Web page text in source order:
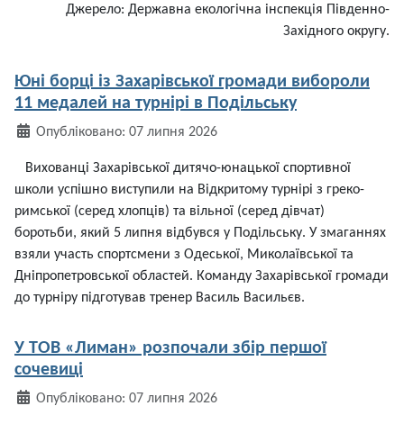
Джерело: Державна екологічна інспекція Південно-
Західного округу.
Юні борці із Захарівської громади вибороли
11 медалей на турнірі в Подільську
ДеталіОпубліковано: 07 липня 2026
Вихованці Захарівської дитячо-юнацької спортивної
школи успішно виступили на Відкритому турнірі з греко-
римської (серед хлопців) та вільної (серед дівчат)
боротьби, який 5 липня відбувся у Подільську. У змаганнях
взяли участь спортсмени з Одеської, Миколаївської та
Дніпропетровської областей. Команду Захарівської громади
до турніру підготував тренер Василь Васильєв.
У ТОВ «Лиман» розпочали збір першої
сочевиці
ДеталіОпубліковано: 07 липня 2026